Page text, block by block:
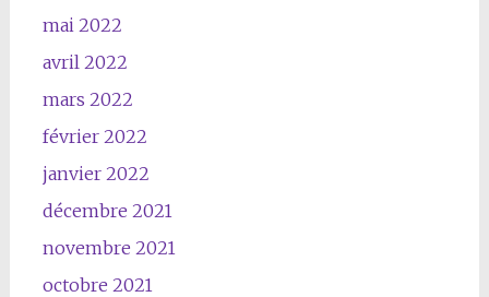
mai 2022
avril 2022
mars 2022
février 2022
janvier 2022
décembre 2021
novembre 2021
octobre 2021